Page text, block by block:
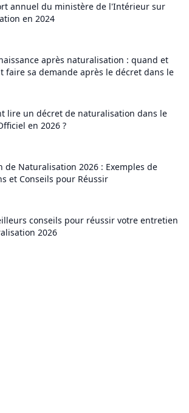
annuel du ministère de l'Intérieur sur
en 2024
après naturalisation : quand et
faire sa demande après le décret dans le
lire un décret de naturalisation dans le
en 2026 ?
de Naturalisation 2026 : Exemples de
et Conseils pour Réussir
conseils pour réussir votre entretien
2026